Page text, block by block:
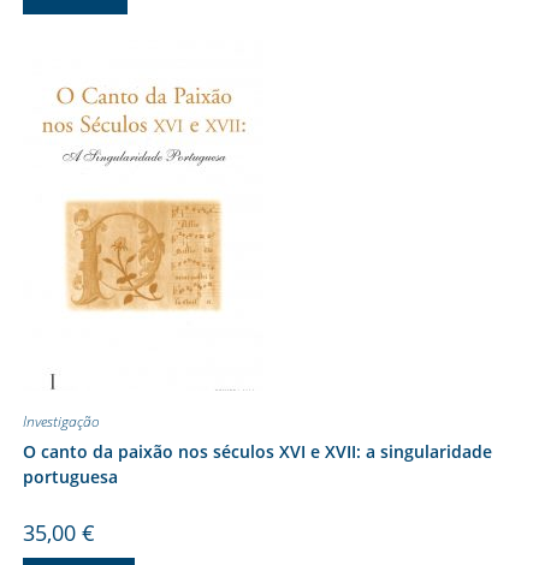
Investigação
O canto da paixão nos séculos XVI e XVII: a singularidade
portuguesa
35,00 €